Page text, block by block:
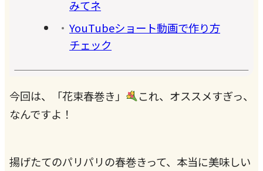
みてネ
YouTubeショート動画で作り方
チェック
今回は、「花束春巻き」
これ、オススメすぎっ、
なんですよ！
揚げたてのパリパリの春巻きって、本当に美味しい